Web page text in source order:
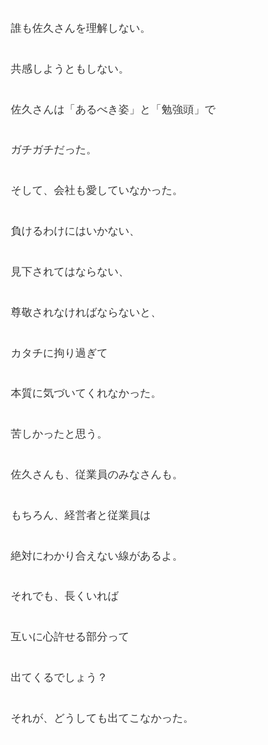
誰も佐久さんを理解しない。
共感しようともしない。
佐久さんは「あるべき姿」と「勉強頭」で
ガチガチだった。
そして、会社も愛していなかった。
負けるわけにはいかない、
見下されてはならない、
尊敬されなければならないと、
カタチに拘り過ぎて
本質に気づいてくれなかった。
苦しかったと思う。
佐久さんも、従業員のみなさんも。
もちろん、経営者と従業員は
絶対にわかり合えない線があるよ。
それでも、長くいれば
互いに心許せる部分って
出てくるでしょう？
それが、どうしても出てこなかった。